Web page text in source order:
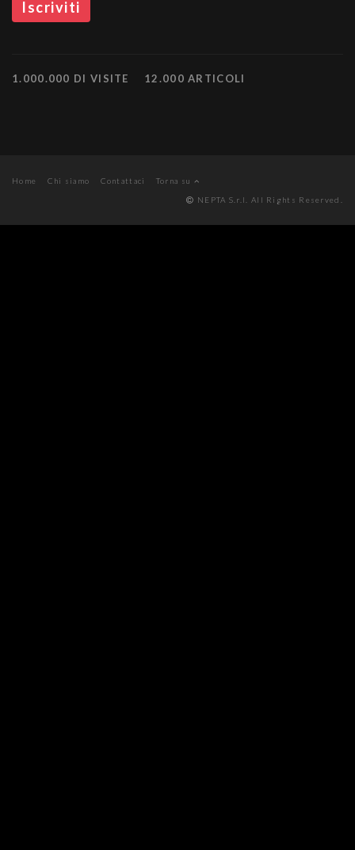
1.000.000 DI VISITE 12.000 ARTICOLI
Home Chi siamo Contattaci
Torna su
NEPTA S.r.l. All Rights Reserved.